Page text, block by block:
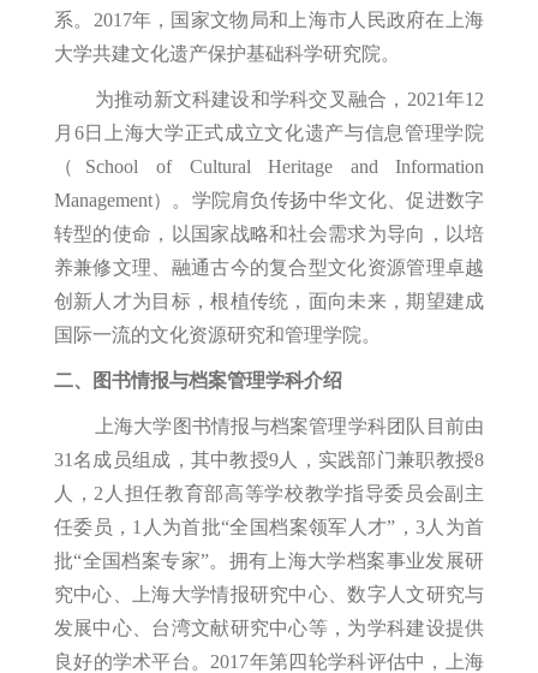
系。2017年，国家文物局和上海市人民政府在上海
大学共建文化遗产保护基础科学研究院。
为推动新文科建设和学科交叉融合，2021年12
月6日上海大学正式成立文化遗产与信息管理学院
（School of Cultural Heritage and Information
Management）。学院肩负传扬中华文化、促进数字
转型的使命，以国家战略和社会需求为导向，以培
养兼修文理、融通古今的复合型文化资源管理卓越
创新人才为目标，根植传统，面向未来，期望建成
国际一流的文化资源研究和管理学院。
二、图书情报与档案管理学科介绍
上海大学图书情报与档案管理学科团队目前由
31名成员组成，其中教授9人，实践部门兼职教授8
人，2人担任教育部高等学校教学指导委员会副主
任委员，1人为首批“全国档案领军人才”，3人为首
批“全国档案专家”。拥有上海大学档案事业发展研
究中心、上海大学情报研究中心、数字人文研究与
发展中心、台湾文献研究中心等，为学科建设提供
良好的学术平台。2017年第四轮学科评估中，上海